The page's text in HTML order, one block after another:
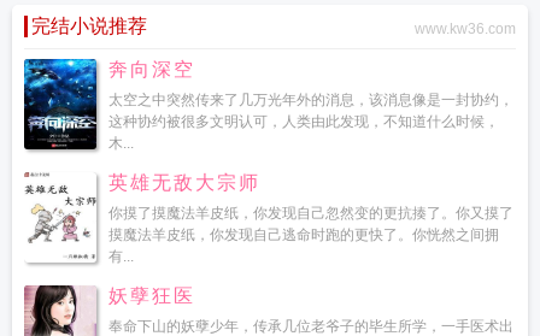
完结小说推荐 www.kw36.com
奔向深空
太空之中突然传来了几万光年外的消息，该消息像是一封协约，
这种协约被很多文明认可，人类由此发现，不知道什么时候，
木...
英雄无敌大宗师
你摸了摸魔法羊皮纸，你发现自己忽然变的更抗揍了。你又摸了
摸魔法羊皮纸，你发现自己逃命时跑的更快了。你恍然之间拥
有...
妖孽狂医
奉命下山的妖孽少年，传承几位老爷子的毕生所学，一手医术出